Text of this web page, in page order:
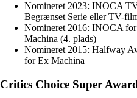
Nomineret 2023: INOCA
Begrænset Serie eller TV-
Nomineret 2016: INOCA
Machina (4. plads)
Nomineret 2015: Halfway
for Ex Machina
Critics Choice Super